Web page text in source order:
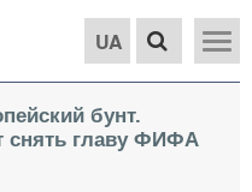
UA
бунт.
снять главу ФИФА